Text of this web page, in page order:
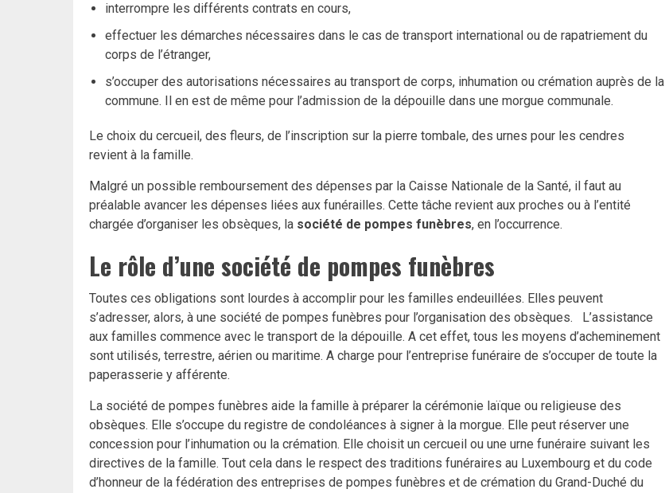
interrompre les différents contrats en cours,
effectuer les démarches nécessaires dans le cas de transport international ou de rapatriement du
corps de l’étranger,
s’occuper des autorisations nécessaires au transport de corps, inhumation ou crémation auprès de la
commune. Il en est de même pour l’admission de la dépouille dans une morgue communale.
Le choix du cercueil, des fleurs, de l’inscription sur la pierre tombale, des urnes pour les cendres
revient à la famille.
Malgré un possible remboursement des dépenses par la Caisse Nationale de la Santé, il faut au
préalable avancer les dépenses liées aux funérailles. Cette tâche revient aux proches ou à l’entité
chargée d’organiser les obsèques, la société de pompes funèbres, en l’occurrence.
Le rôle d’une société de pompes funèbres
Toutes ces obligations sont lourdes à accomplir pour les familles endeuillées. Elles peuvent
s’adresser, alors, à une société de pompes funèbres pour l’organisation des obsèques. L’assistance
aux familles commence avec le transport de la dépouille. A cet effet, tous les moyens d’acheminement
sont utilisés, terrestre, aérien ou maritime. A charge pour l’entreprise funéraire de s’occuper de toute la
paperasserie y afférente.
La société de pompes funèbres aide la famille à préparer la cérémonie laïque ou religieuse des
obsèques. Elle s’occupe du registre de condoléances à signer à la morgue. Elle peut réserver une
concession pour l’inhumation ou la crémation. Elle choisit un cercueil ou une urne funéraire suivant les
directives de la famille. Tout cela dans le respect des traditions funéraires au Luxembourg et du code
d’honneur de la fédération des entreprises de pompes funèbres et de crémation du Grand-Duché du